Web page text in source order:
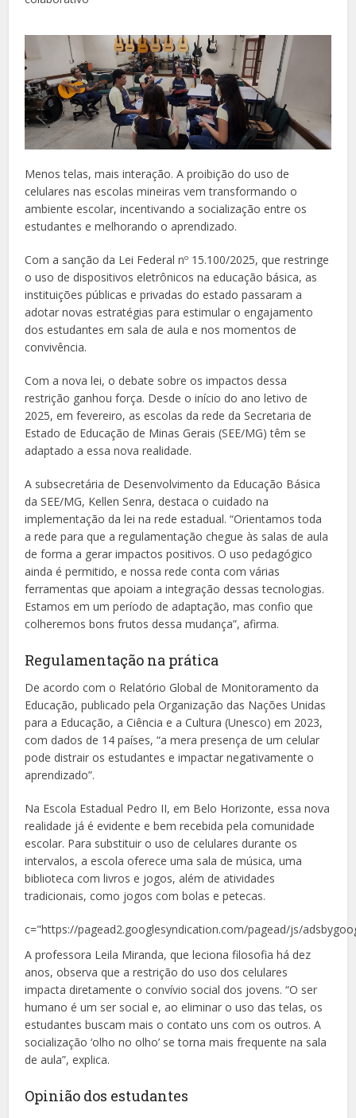
Menos telas, mais interação. A proibição do uso de
celulares nas escolas mineiras vem transformando o
ambiente escolar, incentivando a socialização entre os
estudantes e melhorando o aprendizado.
Com a sanção da Lei Federal nº 15.100/2025, que restringe
o uso de dispositivos eletrônicos na educação básica, as
instituições públicas e privadas do estado passaram a
adotar novas estratégias para estimular o engajamento
dos estudantes em sala de aula e nos momentos de
convivência.
Com a nova lei, o debate sobre os impactos dessa
restrição ganhou força. Desde o início do ano letivo de
2025, em fevereiro, as escolas da rede da Secretaria de
Estado de Educação de Minas Gerais (SEE/MG) têm se
adaptado a essa nova realidade.
A subsecretária de Desenvolvimento da Educação Básica
da SEE/MG, Kellen Senra, destaca o cuidado na
implementação da lei na rede estadual. “Orientamos toda
a rede para que a regulamentação chegue às salas de aula
de forma a gerar impactos positivos. O uso pedagógico
ainda é permitido, e nossa rede conta com várias
ferramentas que apoiam a integração dessas tecnologias.
Estamos em um período de adaptação, mas confio que
colheremos bons frutos dessa mudança”, afirma.
Regulamentação na prática
De acordo com o Relatório Global de Monitoramento da
Educação, publicado pela Organização das Nações Unidas
para a Educação, a Ciência e a Cultura (Unesco) em 2023,
com dados de 14 países, “a mera presença de um celular
pode distrair os estudantes e impactar negativamente o
aprendizado”.
Na Escola Estadual Pedro II, em Belo Horizonte, essa nova
realidade já é evidente e bem recebida pela comunidade
escolar. Para substituir o uso de celulares durante os
intervalos, a escola oferece uma sala de música, uma
biblioteca com livros e jogos, além de atividades
tradicionais, como jogos com bolas e petecas.
c="https://pagead2.googlesyndication.com/pagead/js/
A professora Leila Miranda, que leciona filosofia há dez
anos, observa que a restrição do uso dos celulares
impacta diretamente o convívio social dos jovens. “O ser
humano é um ser social e, ao eliminar o uso das telas, os
estudantes buscam mais o contato uns com os outros. A
socialização ‘olho no olho’ se torna mais frequente na sala
de aula”, explica.
Opinião dos estudantes